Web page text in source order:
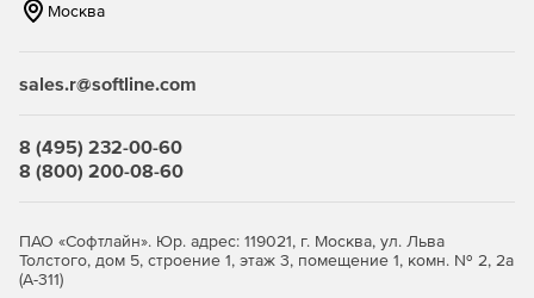
Analytics, чтобы можно было просматривать и
При параллельной миграции новый сервер под
котором установлена предыдущая версия (Skype для
Business Server 2015 или Lync Server 2013), а затем
операции с новым сервером могут быть перенесены.
Москва
sales.r@softline.com
8 (495) 232-00-60
8 (800) 200-08-60
ПАО «Софтлайн». Юр. адрес: 119021, г. Москва, ул. Льва
Толстого, дом 5, строение 1, этаж 3, помещение 1, комн. № 2, 2а
(А-311)